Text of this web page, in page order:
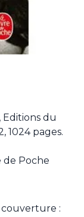
Editions du
1024 pages.
de Poche
: